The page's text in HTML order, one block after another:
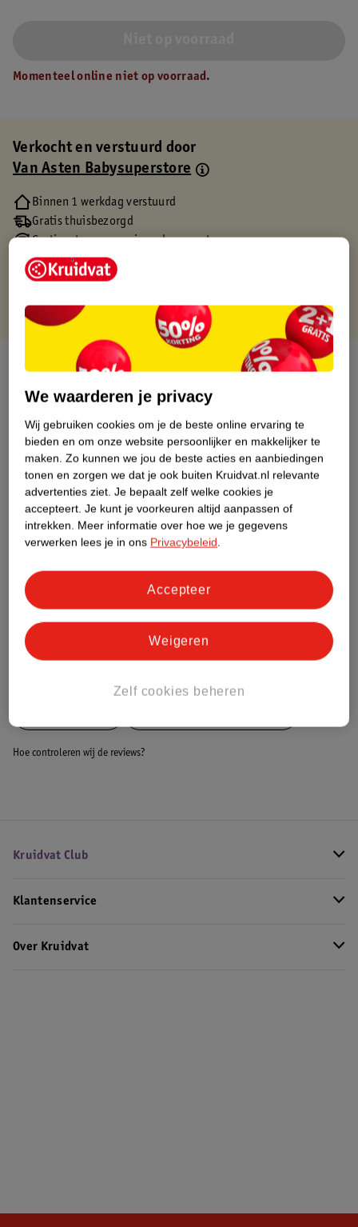
Momenteel online niet op voorraad.
Verkocht en verstuurd door
Van Asten Babysuperstore
Binnen 1 werkdag verstuurd
Gratis thuisbezorgd
Gratis retourneren via verkooppartner.
Gratis punten met je Kruidvat kaart
Over dit product
Productinformatie
Etiketinformatie
Nature Impact Score
Dit product heeft (nog) geen Nature
Impact Score.
Bestel & Bezorginformatie
Hoe controleren wij de reviews?
Kruidvat Club
Klantenservice
Over Kruidvat
We waarderen je privacy
Wij gebruiken cookies om je de beste online ervaring te
bieden en om onze website persoonlijker en makkelijker te
maken. Zo kunnen we jou de beste acties en aanbiedingen
tonen en zorgen we dat je ook buiten Kruidvat.nl relevante
advertenties ziet. Je bepaalt zelf welke cookies je
accepteert. Je kunt je voorkeuren altijd aanpassen of
intrekken. Meer informatie over hoe we je gegevens
verwerken lees je in ons Privacybeleid.
Zelf cookies beheren
Weigeren
Accepteer